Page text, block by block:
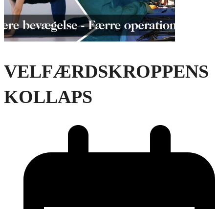
VELFÆRDSKROPPENS
KOLLAPS